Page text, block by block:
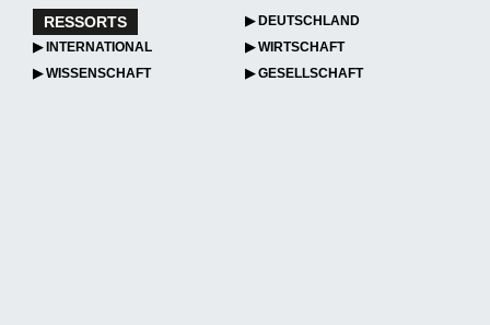
RESSORTS
▶ DEUTSCHLAND
▶ INTERNATIONAL
▶ WIRTSCHAFT
▶ WISSENSCHAFT
▶ GESELLSCHAFT